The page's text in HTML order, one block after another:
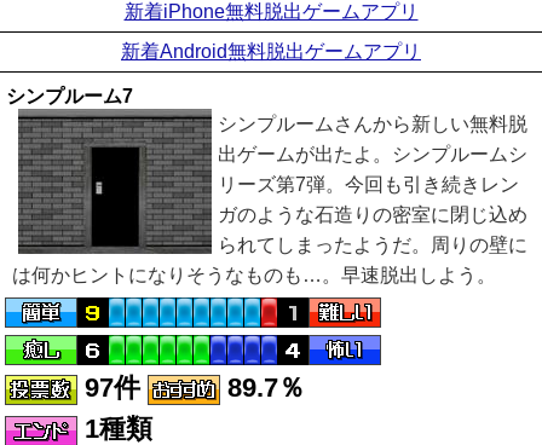
新着iPhone無料脱出ゲームアプリ
新着Android無料脱出ゲームアプリ
シンプルーム7
シンプルームさんから新しい無料脱
出ゲームが出たよ。シンプルームシ
リーズ第7弾。今回も引き続きレン
ガのような石造りの密室に閉じ込め
られてしまったようだ。周りの壁に
は何かヒントになりそうなものも…。早速脱出しよう。
97件
89.7％
1種類